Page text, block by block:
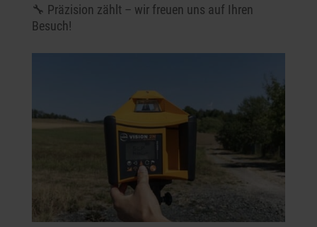
🔧 Präzision zählt – wir freuen uns auf Ihren
Besuch!